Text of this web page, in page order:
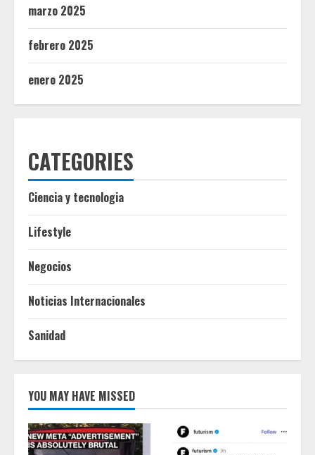
marzo 2025
febrero 2025
enero 2025
CATEGORIES
Ciencia y tecnologia
Lifestyle
Negocios
Noticias Internacionales
Sanidad
YOU MAY HAVE MISSED